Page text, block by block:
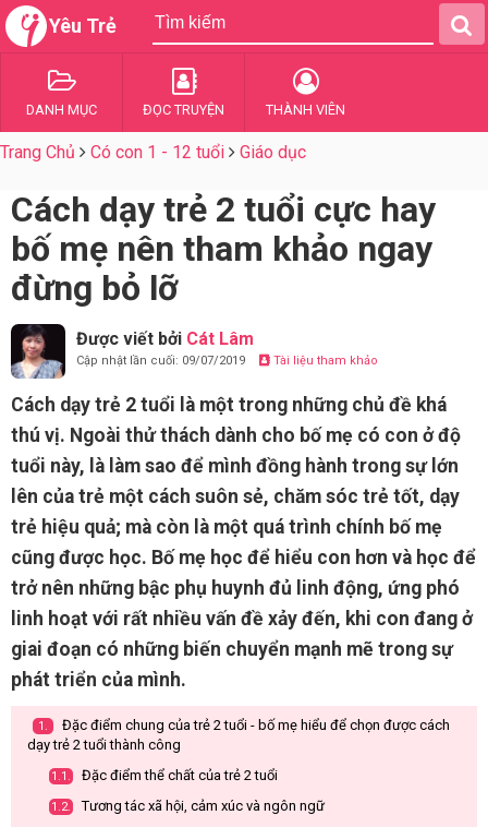
Yêu Trẻ
DANH MỤC ĐỌC TRUYỆN THÀNH VIÊN
Trang Chủ Có con 1 - 12 tuổi Giáo dục
Cách dạy trẻ 2 tuổi cực hay
bố mẹ nên tham khảo ngay
đừng bỏ lỡ
Được viết bởi Cát Lâm
Cập nhật lần cuối: 09/07/2019 Tài liệu tham khảo
Cách dạy trẻ 2 tuổi là một trong những chủ đề khá
thú vị. Ngoài thử thách dành cho bố mẹ có con ở độ
tuổi này, là làm sao để mình đồng hành trong sự lớn
lên của trẻ một cách suôn sẻ, chăm sóc trẻ tốt, dạy
trẻ hiệu quả; mà còn là một quá trình chính bố mẹ
cũng được học. Bố mẹ học để hiểu con hơn và học để
trở nên những bậc phụ huynh đủ linh động, ứng phó
linh hoạt với rất nhiều vấn đề xảy đến, khi con đang ở
giai đoạn có những biến chuyển mạnh mẽ trong sự
phát triển của mình.
1.
Đặc điểm chung của trẻ 2 tuổi - bố mẹ hiểu để chọn được cách
dạy trẻ 2 tuổi thành công
1.1. Đặc điểm thể chất của trẻ 2 tuổi
1.2. Tương tác xã hội, cảm xúc và ngôn ngữ